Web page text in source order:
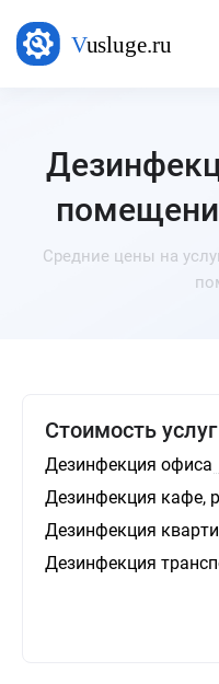
Средние цены на
Стоимость услуг
Дезинфекция офиса
Дезинфекция кафе,
Дезинфекция
Дезинфекция